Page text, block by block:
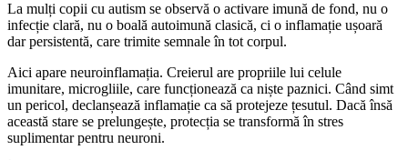
La mulți copii cu autism se observă o activare imună de fond, nu o
infecție clară, nu o boală autoimună clasică, ci o inflamație ușoară
dar persistentă, care trimite semnale în tot corpul.
Aici apare neuroinflamația. Creierul are propriile lui celule
imunitare, microgliile, care funcționează ca niște paznici. Când simt
un pericol, declanșează inflamație ca să protejeze țesutul. Dacă însă
această stare se prelungește, protecția se transformă în stres
suplimentar pentru neuroni.